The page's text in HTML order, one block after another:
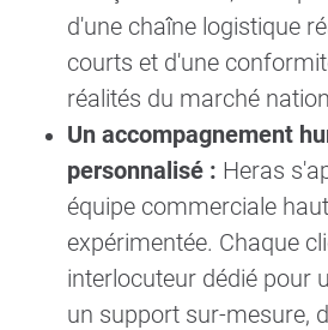
d'une chaîne logistique
courts et d'une
réalités du marché
Un accompagnement
personnalisé : Heras
équipe commerciale
expérimentée. Chaque
interlocuteur dédié pour
un support sur-mesure,